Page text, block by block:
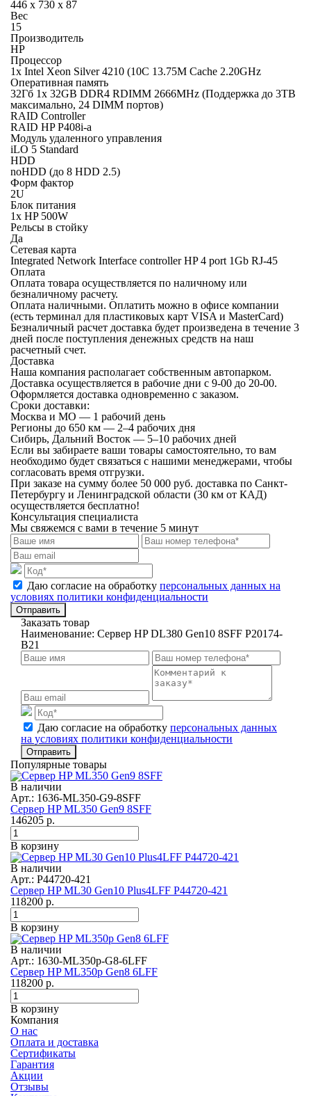
446 x 730 x 87
Вес
15
Производитель
HP
Процессор
1x Intel Xeon Silver 4210 (10C 13.75M Cache 2.20GHz
Оперативная память
32Гб 1x 32GB DDR4 RDIMM 2666MHz (Поддержка до 3TB
максимально, 24 DIMM портов)
RAID Controller
RAID HP P408i-a
Модуль удаленного управления
iLO 5 Standard
HDD
noHDD (до 8 HDD 2.5)
Форм фактор
2U
Блок питания
1x HP 500W
Рельсы в стойку
Да
Сетевая карта
Integrated Network Interface controller HP 4 port 1Gb RJ-45
Оплата
Оплата товара осуществляется по наличному или
безналичному расчету.
Оплата наличными. Оплатить можно в офисе компании
(есть терминал для пластиковых карт VISA и MasterCard)
Безналичный расчет доставка будет произведена в течение 3
дней после поступления денежных средств на наш
расчетный счет.
Доставка
Наша компания располагает собственным автопарком.
Доставка осуществляется в рабочие дни с 9-00 до 20-00.
Оформляется доставка одновременно с заказом.
Сроки доставки:
Москва и МО — 1 рабочий день
Регионы до 650 км — 2–4 рабочих дня
Сибирь, Дальний Восток — 5–10 рабочих дней
Если вы забираете ваши товары самостоятельно, то вам
необходимо будет связаться с нашими менеджерами, чтобы
согласовать время отгрузки.
При заказе на сумму более 50 000 руб. доставка по Санкт-
Петербургу и Ленинградской области (30 км от КАД)
осуществляется бесплатно!
Консультация специалиста
Мы свяжемся с вами в течение 5 минут
Даю согласие на обработку персональных данных на
условиях политики конфиденциальности
Отправить
Заказать товар
Наименование: Сервер HP DL380 Gen10 8SFF P20174-
B21
Даю согласие на обработку персональных данных
на условиях политики конфиденциальности
Отправить
Популярные товары
В наличии
Арт.: 1636-ML350-G9-8SFF
Сервер HP ML350 Gen9 8SFF
146205 р.
В корзину
В наличии
Арт.: P44720-421
Сервер HP ML30 Gen10 Plus4LFF P44720-421
118200 р.
В корзину
В наличии
Арт.: 1630-ML350p-G8-6LFF
Сервер HP ML350p Gen8 6LFF
118200 р.
В корзину
Компания
О нас
Оплата и доставка
Сертификаты
Гарантия
Акции
Отзывы